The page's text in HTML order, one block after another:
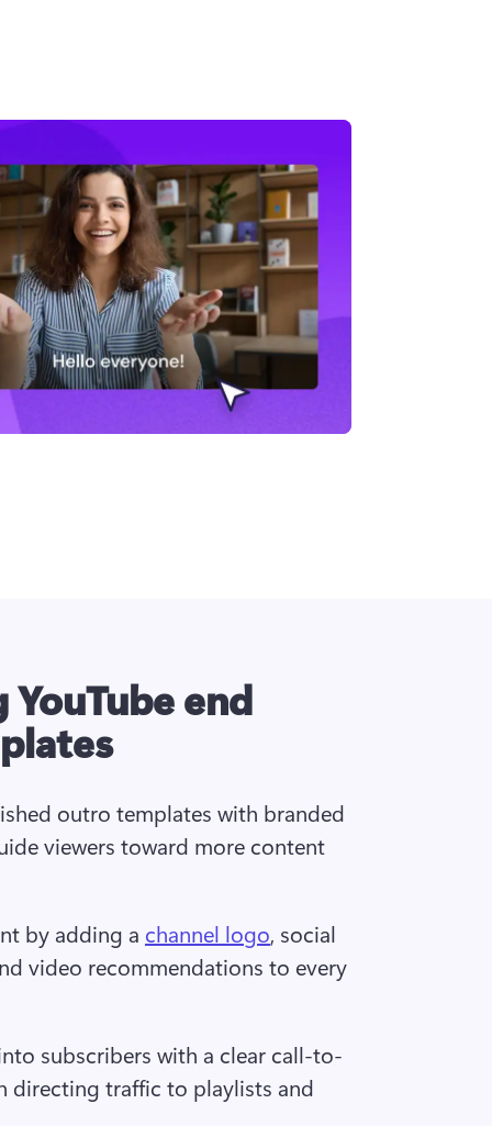
end
outro templates with branded
viewers toward more content
by adding a channel logo, social
video recommendations to every
subscribers with a clear call-to-
directing traffic to playlists and